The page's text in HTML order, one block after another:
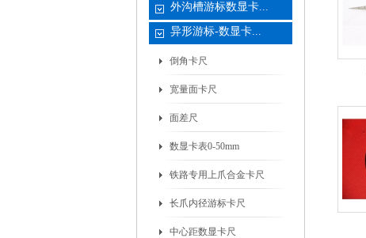
外沟槽游标数显卡...
异形游标-数显卡...
倒角卡尺
宽量面卡尺
面差尺
数显卡表0-50mm
铁路专用上爪合金卡尺
长爪内径游标卡尺
中心距数显卡尺